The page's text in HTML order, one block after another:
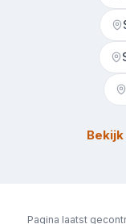
Pagina laatst